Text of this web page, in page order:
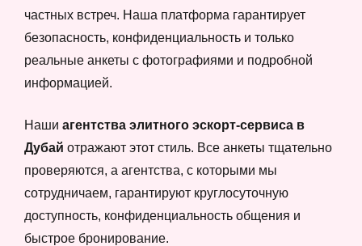
частных встреч. Наша платформа гарантирует
безопасность, конфиденциальность и только
реальные анкеты с фотографиями и подробной
информацией.
Наши агентства элитного эскорт-сервиса в
Дубай отражают этот стиль. Все анкеты тщательно
проверяются, а агентства, с которыми мы
сотрудничаем, гарантируют круглосуточную
доступность, конфиденциальность общения и
быстрое бронирование.